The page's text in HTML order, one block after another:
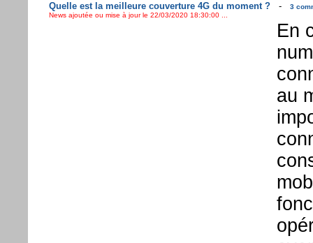
Quelle est la meilleure couverture 4G du moment ?-
3
News ajoutée ou mise à jour le 22/03/2020 18:30:00 ...
En
au